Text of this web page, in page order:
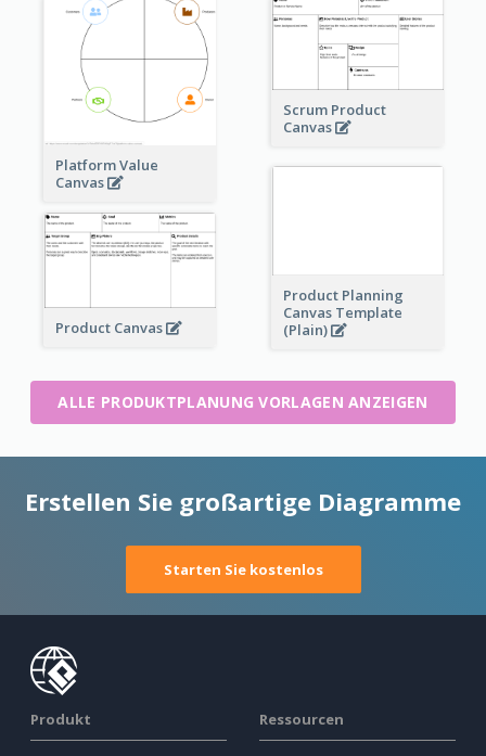
Platform Value
Canvas
Scrum Product
Canvas
Product Planning
Canvas Template
(Plain)
Product Canvas
ALLE PRODUKTPLANUNG VORLAGEN ANZEIGEN
Erstellen Sie großartige Diagramme
Starten Sie kostenlos
Produkt Ressourcen